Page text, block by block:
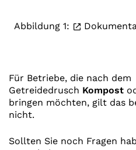
Abbildung 1:
Für Betriebe, die nach dem
Getreidedrusch Kompost
bringen möchten, gilt das
nicht.
Sollten Sie noch Fragen